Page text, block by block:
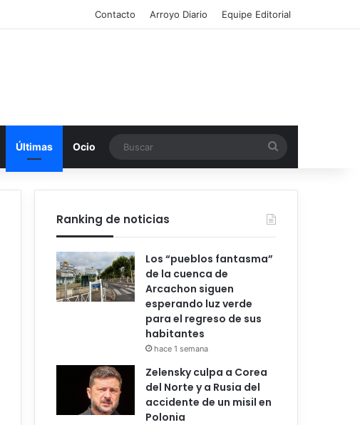
Contacto Arroyo Diario Equipe Editorial
Últimas Ocio
Ranking de noticias
Los “pueblos fantasma”
de la cuenca de
Arcachon siguen
esperando luz verde
para el regreso de sus
habitantes
hace 1 semana
Zelensky culpa a Corea
del Norte y a Rusia del
accidente de un misil en
Polonia